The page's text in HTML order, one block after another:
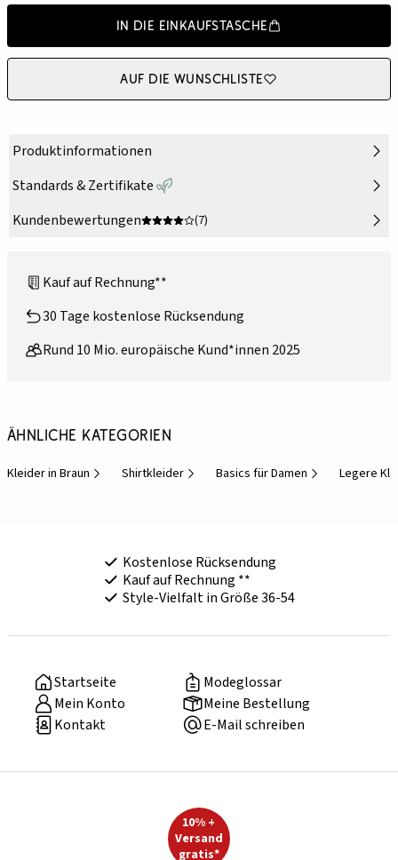
In die Einkaufstasche
Auf die Wunschliste
Produktinformationen
Standards & Zertifikate
Kundenbewertungen
(7)
Kauf auf Rechnung**
30 Tage kostenlose Rücksendung
Rund 10 Mio. europäische Kund*innen 2025
Ähnliche Kategorien
Kleider in Braun Shirtkleider Basics für Damen Legere
Kostenlose Rücksendung
Kauf auf Rechnung **
Style-Vielfalt in Größe 36-54
Startseite
Modeglossar
Mein Konto
Meine Bestellung
Kontakt
E-Mail schreiben
10% +
Versand
gratis*